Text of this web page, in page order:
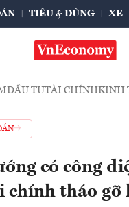
TIÊU & DÙNG XE
ĐẦU TƯTÀI CHÍNHKINH
có công
chính tháo gỡ